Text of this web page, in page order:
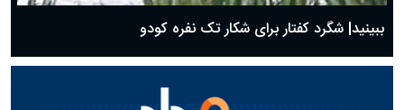
ببینید| شگرد کفتار برای شکار تک نفره کودو